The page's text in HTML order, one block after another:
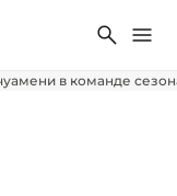
Поиск
в команде